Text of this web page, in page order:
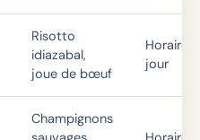
Risotto
idiazabal,
joue de bœuf
Horaires
jour
Champignons